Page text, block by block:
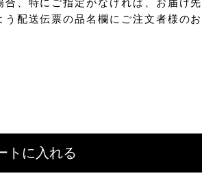
、特にご指定がなければ、お届け
配送伝票の品名欄にご注文者様の
トに入れる